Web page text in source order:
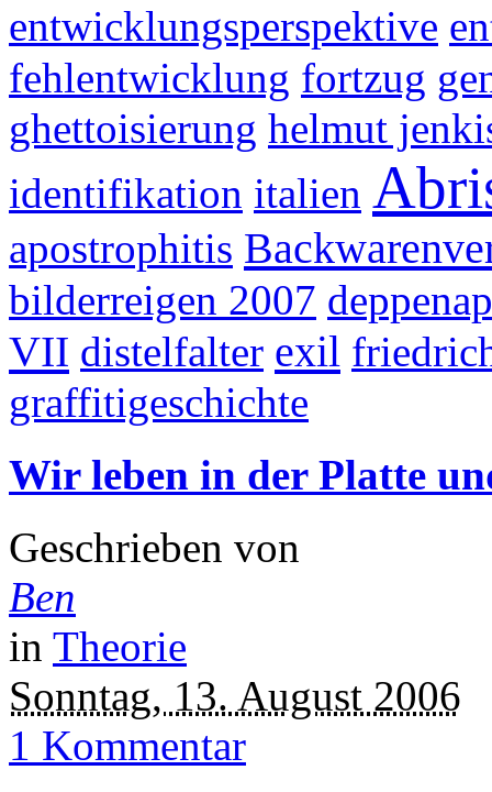
entwicklungsperspektive
fehlentwicklung fortzug
ghettoisierung helmut
identifikation italien
apostrophitis
bilderreigen 2007
VII distelfalter exil
graffitigeschichte
Wir leben in der Platte
Geschrieben von
Ben
in Theorie
Sonntag, 13. August 2006
1 Kommentar